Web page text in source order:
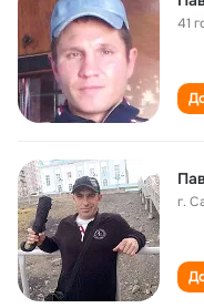
41
г.